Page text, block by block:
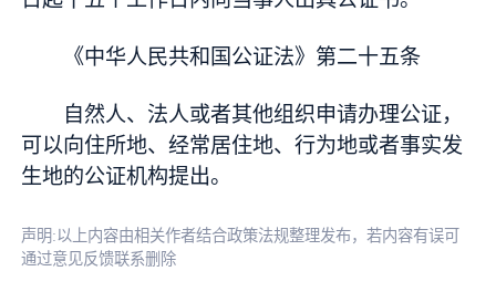
《中华人民共和国公证法》第二十五条
自然人、法人或者其他组织申请办理公证，
可以向住所地、经常居住地、行为地或者事实发
生地的公证机构提出。
声明:以上内容由相关作者结合政策法规整理发布，若内容有误可
通过意见反馈联系删除